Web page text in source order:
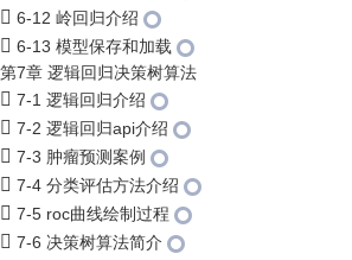
6-12 岭回归介绍
6-13 模型保存和加载
第7章 逻辑回归决策树算法
7-1 逻辑回归介绍
7-2 逻辑回归api介绍
7-3 肿瘤预测案例
7-4 分类评估方法介绍
7-5 roc曲线绘制过程
7-6 决策树算法简介